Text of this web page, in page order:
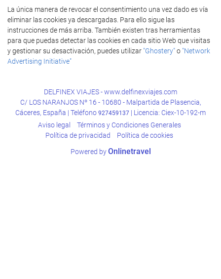
La única manera de revocar el consentimiento una vez dado es vía
eliminar las cookies ya descargadas. Para ello sigue las
instrucciones de más arriba. También existen tras herramientas
para que puedas detectar las cookies en cada sitio Web que visitas
y gestionar su desactivación, puedes utilizar "Ghostery"o "Network
Advertising Initiative"
DELFINEX VIAJES - www.delfinexviajes.com
C/ LOS NARANJOS Nº 16 - 10680 - Malpartida de Plasencia,
Cáceres, España | Teléfono 927459137 | Licencia: Ciex-10-192-m
Aviso legal
Términos y Condiciones Generales
Política de privacidad
Política de cookies
Powered byOnlinetravel